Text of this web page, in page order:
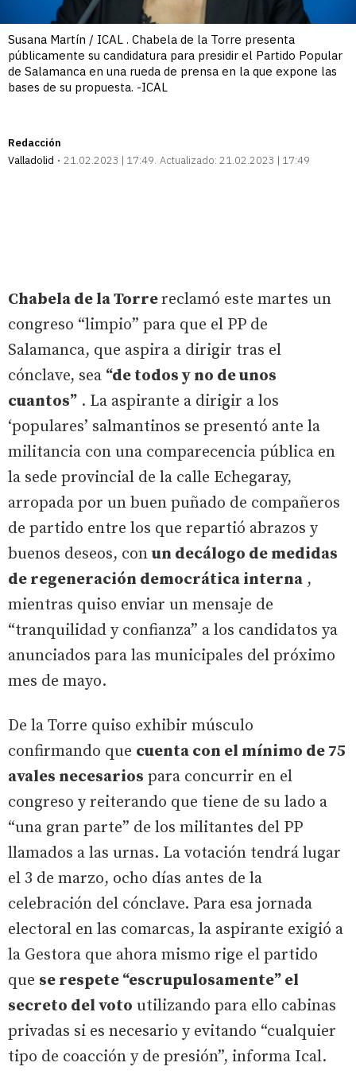
Susana Martín / ICAL . Chabela de la Torre presenta
públicamente su candidatura para presidir el Partido Popular
de Salamanca en una rueda de prensa en la que expone las
bases de su propuesta. -ICAL
Redacción
Valladolid
21.02.2023 | 17:49 Actualizado: 21.02.2023 | 17:49
Chabela de la Torrereclamó este martes un
congreso “limpio” para que el PP de
Salamanca, que aspira a dirigir tras el
cónclave, sea “de todos y no de unos
cuantos” . La aspirante a dirigir a los
‘populares’ salmantinos se presentó ante la
militancia con una comparecencia pública en
la sede provincial de la calle Echegaray,
arropada por un buen puñado de compañeros
de partido entre los que repartió abrazos y
buenos deseos, con un decálogo de medidas
de regeneración democrática interna ,
mientras quiso enviar un mensaje de
“tranquilidad y confianza” a los candidatos ya
anunciados para las municipales del próximo
mes de mayo.
De la Torre quiso exhibir músculo
confirmando que cuenta con el mínimo de 75
avales necesarios para concurrir en el
congreso y reiterando que tiene de su lado a
“una gran parte” de los militantes del PP
llamados a las urnas. La votación tendrá lugar
el 3 de marzo, ocho días antes de la
celebración del cónclave. Para esa jornada
electoral en las comarcas, la aspirante exigió a
la Gestora que ahora mismo rige el partido
que se respete “escrupulosamente” el
secreto del voto utilizando para ello cabinas
privadas si es necesario y evitando “cualquier
tipo de coacción y de presión”, informa Ical.